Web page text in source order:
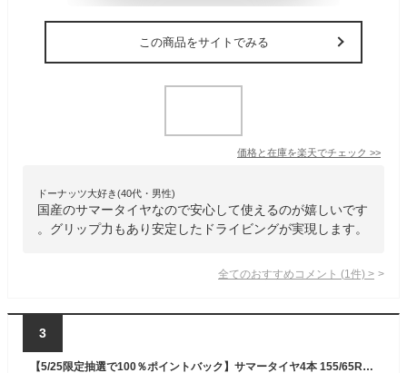
この商品をサイトでみる
価格と在庫を楽天でチェック >>
ドーナッツ大好き(40代・男性)
国産のサマータイヤなので安心して使えるのが嬉しいです
。グリップ力もあり安定したドライビングが実現します。
全てのおすすめコメント (1 件) >
3
【5/25限定抽選で100％ポイントバック】サマータイヤ4本 155/65R14 75H 14インチ ブリヂストン エコピア NH200C # 正規品 BRIDGESTONE ECOPIA NH200C 新品